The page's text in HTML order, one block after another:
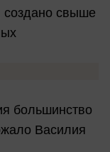
создано свыше
большинство
Василия